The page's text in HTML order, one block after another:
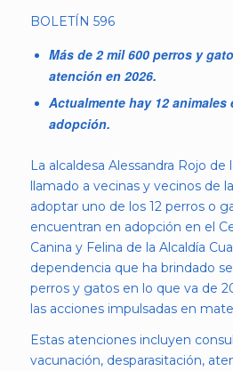
BOLETÍN 596
Más de 2 mil 600 perros y
atención en 2026.
Actualmente hay 12 animales
adopción.
La alcaldesa Alessandra Rojo de
llamado a vecinas y vecinos de
adoptar uno de los 12 perros o
encuentran en adopción en el
Canina y Felina de la Alcaldía
dependencia que ha brindado
perros y gatos en lo que va de
las acciones impulsadas en
Estas atenciones incluyen
vacunación, desparasitación,